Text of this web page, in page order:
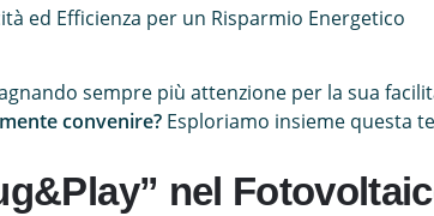
ed Efficienza per un Risparmio Energetico
sempre più attenzione per la sua
convenire? Esploriamo insieme questa
nel